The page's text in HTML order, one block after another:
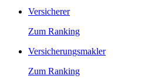
Versicherer
Zum Ranking
Versicherungsmakler
Zum Ranking